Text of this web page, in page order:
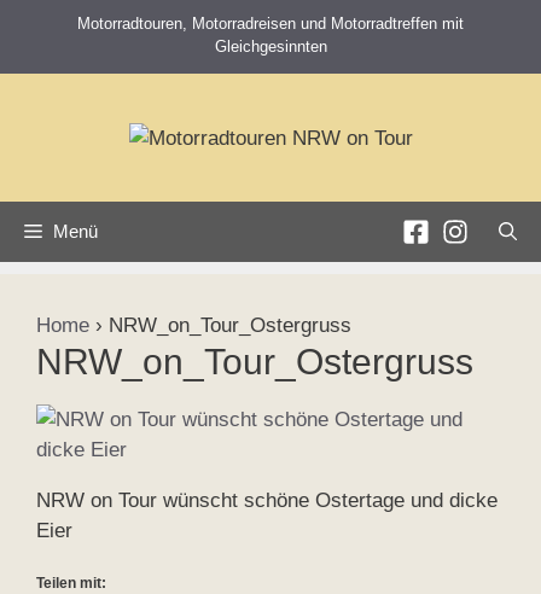
springen
Motorradtouren, Motorradreisen und Motorradtreffen mit
Gleichgesinnten
Menü
Home › NRW_on_Tour_Ostergruss
NRW_on_Tour_Ostergruss
NRW on Tour wünscht schöne Ostertage und dicke
Eier
Teilen mit: